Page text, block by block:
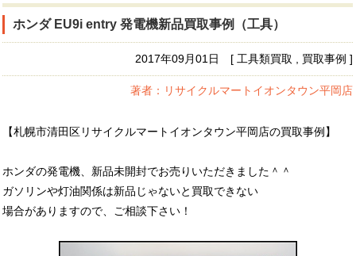
ホンダ EU9i entry 発電機新品買取事例（工具）
2017年09月01日 [ 工具類買取 , 買取事例 ]
著者：リサイクルマートイオンタウン平岡店
【札幌市清田区リサイクルマートイオンタウン平岡店の買取事例】
ホンダの発電機、新品未開封でお売りいただきました＾＾
ガソリンや灯油関係は新品じゃないと買取できない
場合がありますので、ご相談下さい！